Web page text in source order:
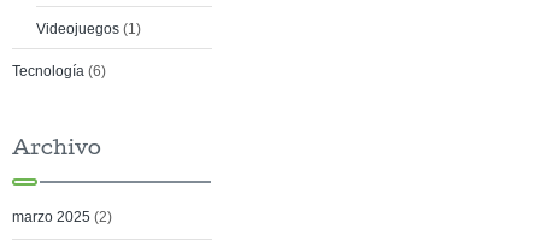
Videojuegos (1)
Tecnología (6)
Archivo
marzo 2025 (2)